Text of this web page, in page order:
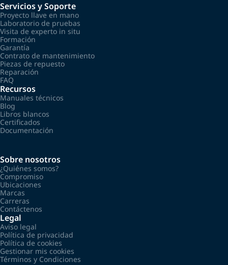
Servicios y Soporte
Proyecto llave en mano
Laboratorio de pruebas
Visita de experto in situ
Formación
Garantía
Contrato de mantenimiento
Piezas de repuesto
Reparación
FAQ
Recursos
Manuales técnicos
Blog
Libros blancos
Certificados
Documentación
Sobre nosotros
¿Quiénes somos?
Compromiso
Ubicaciones
Marcas
Carreras
Contáctenos
Legal
Aviso legal
Política de privacidad
Política de cookies
Gestionar mis cookies
Términos y Condiciones